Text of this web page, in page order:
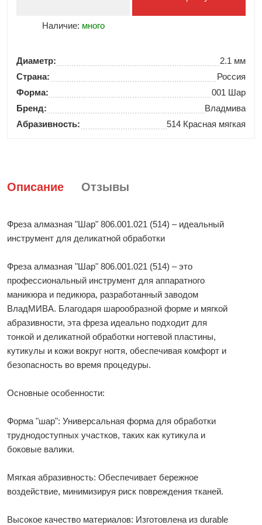
Наличие: много
Диаметр:
2.1 мм
Страна:
Россия
Форма:
001 Шар
Бренд:
Владмива
Абразивность:
514 Красная мягкая
Описание Отзывы
Фреза алмазная "Шар" 806.001.021 (514) – идеальный
инструмент для деликатной обработки
Фреза алмазная "Шар" 806.001.021 (514) – это
профессиональный инструмент для аппаратного
маникюра и педикюра, разработанный заводом
ВладМИВА. Благодаря шарообразной форме и мягкой
абразивности, эта фреза идеально подходит для
тонкой и деликатной обработки ногтевой пластины,
кутикулы и кожи вокруг ногтя, обеспечивая комфорт и
безопасность во время процедуры.
Основные особенности:
Форма "шар": Универсальная форма для обработки
труднодоступных участков, таких как кутикула и
боковые валики.
Мягкая абразивность: Обеспечивает бережное
воздействие, минимизируя риск повреждения тканей.
Высокое качество материалов: Изготовлена из durable